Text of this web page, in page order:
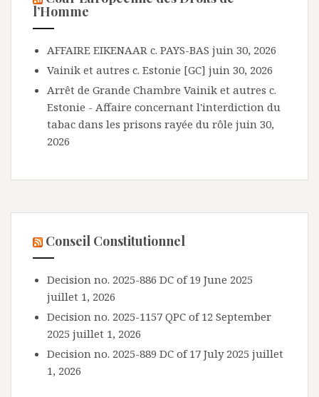
l’Homme
AFFAIRE EIKENAAR c. PAYS-BAS juin 30, 2026
Vainik et autres c. Estonie [GC] juin 30, 2026
Arrêt de Grande Chambre Vainik et autres c.
Estonie - Affaire concernant l'interdiction du
tabac dans les prisons rayée du rôle juin 30,
2026
Conseil Constitutionnel
Decision no. 2025-886 DC of 19 June 2025
juillet 1, 2026
Decision no. 2025-1157 QPC of 12 September
2025 juillet 1, 2026
Decision no. 2025-889 DC of 17 July 2025 juillet
1, 2026